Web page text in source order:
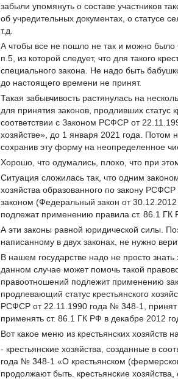
забыли упомянуть о составе участников
об учредительных документах, о статусе
т.д.
А чтобы все не пошло не так и можно было
п.5, из которой следует, что для такого
специального закона. Не надо быть
до настоящего времени не принят.
Такая забывчивость растянулась на
для принятия законов, продливших статус
соответствии с Законом РСФСР от
хозяйстве», до 1 января 2021 года. Потом
сохранив эту форму на неопределенное
Хорошо, что одумались, плохо, что при
Ситуация сложилась так, что одним
хозяйства образованного по закону
законом (Федеральный закон от
подлежат применению правила ст. 86.1 ГК
А эти законы равной юридической силы.
написанному в двух законах, не нужно
В нашем государстве надо не просто
данном случае может помочь такой
правоотношений подлежит применению
продлевающий статус крестьянского
РСФСР от 22.11.1990 года № 348-1,
применять ст. 86.1 ГК РФ в декабре 2012
Вот какое меню из крестьянских хозяйств
- крестьянские хозяйства, созданные в
года № 348-1 «О крестьянском
продолжают быть. крестьянские